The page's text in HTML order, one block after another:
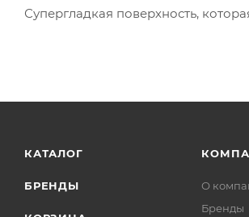
Супергладкая поверхность,
КАТАЛОГ
БРЕНДЫ
О
Бренды